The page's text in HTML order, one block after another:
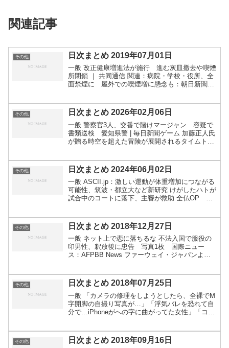
関連記事
その他 日次まとめ 2019年07月01日
一般 改正健康増進法が施行 進む灰皿撤去や喫煙
所閉鎖 ｜ 共同通信 関連：病院・学校・役所、全
面禁煙に 屋外での喫煙増に懸念も：朝日新聞デ
置」２歳...
その他 日次まとめ 2026年02月06日
一般 警察官3人、交番で賭けマージャン 容疑で
書類送検 愛知県警 | 毎日新聞ゲーム 加藤正人氏
が贈る時空を超えた冒険が展開されるタイムトラ
その他 日次まとめ 2024年06月02日
一般 ASCII.jp：激しい運動が体重増加につながる
可能性、筑波・都立大など新研究 けがしたハトが
試合中のコートに落下、主審が救助 全仏OP 写
その他 日次まとめ 2018年12月27日
一般 ネット上で恋に落ちるな 不法入国で服役の
印男性、釈放後に忠告 写真1枚 国際ニュー
ス：AFPBB News ファーウェイ・ジャパンよ
仏アルプ...
その他 日次まとめ 2018年07月25日
一般 「カメラの修理をしようとしたら、全裸でM
字開脚の自撮り写真が…」「浮気バレを恐れて自
分で…iPhoneがへの字に曲がってた女性」「コン
ホ修理にまつ...
その他 日次まとめ 2018年09月16日